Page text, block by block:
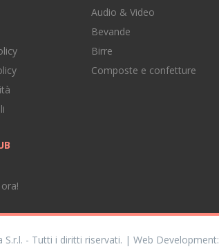
Audio & Video
Bevande
Birre
Composte e confetture
S.r.l. - Tutti i diritti riservati. | Web Development: